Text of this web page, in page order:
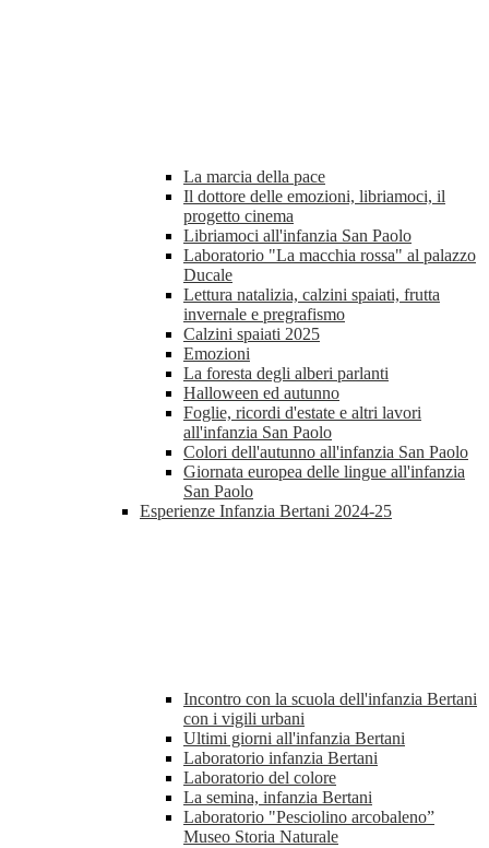
La marcia della pace
Il dottore delle emozioni, libriamoci, il
progetto cinema
Libriamoci all'infanzia San Paolo
Laboratorio "La macchia rossa" al palazzo
Ducale
Lettura natalizia, calzini spaiati, frutta
invernale e pregrafismo
Calzini spaiati 2025
Emozioni
La foresta degli alberi parlanti
Halloween ed autunno
Foglie, ricordi d'estate e altri lavori
all'infanzia San Paolo
Colori dell'autunno all'infanzia San Paolo
Giornata europea delle lingue all'infanzia
San Paolo
Esperienze Infanzia Bertani 2024-25
Incontro con la scuola dell'infanzia Bertani
con i vigili urbani
Ultimi giorni all'infanzia Bertani
Laboratorio infanzia Bertani
Laboratorio del colore
La semina, infanzia Bertani
Laboratorio "Pesciolino arcobaleno”
Museo Storia Naturale